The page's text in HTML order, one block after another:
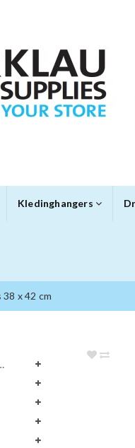
Kledinghangers
x 42 cm